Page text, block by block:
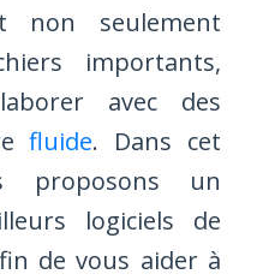
non seulement
importants,
avec des
fluide. Dans cet
proposons un
logiciels de
de vous aider à